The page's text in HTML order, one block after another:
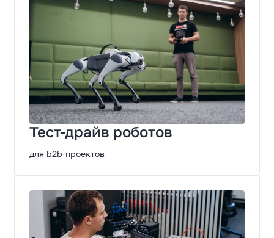
Тест-драйв роботов
для b2b-проектов